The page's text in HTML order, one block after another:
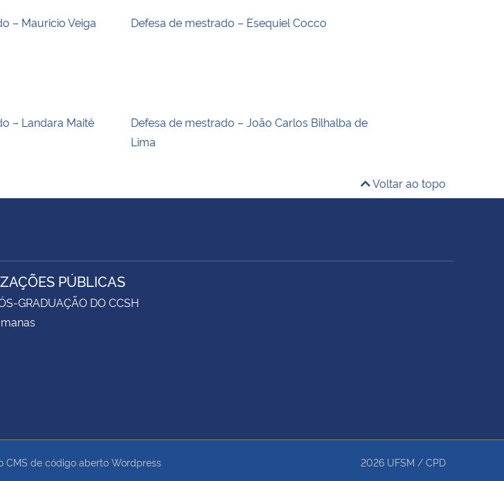
– Mauricio Veiga
Defesa de mestrado – Esequiel Cocco
– Landara Maitê
Defesa de mestrado – João Carlos Bilhalba de
Lima
Voltar ao topo
PÚBLICAS
GRADUAÇÃO DO CCSH
CMS de código aberto Wordpress 2026 UFSM / CPD